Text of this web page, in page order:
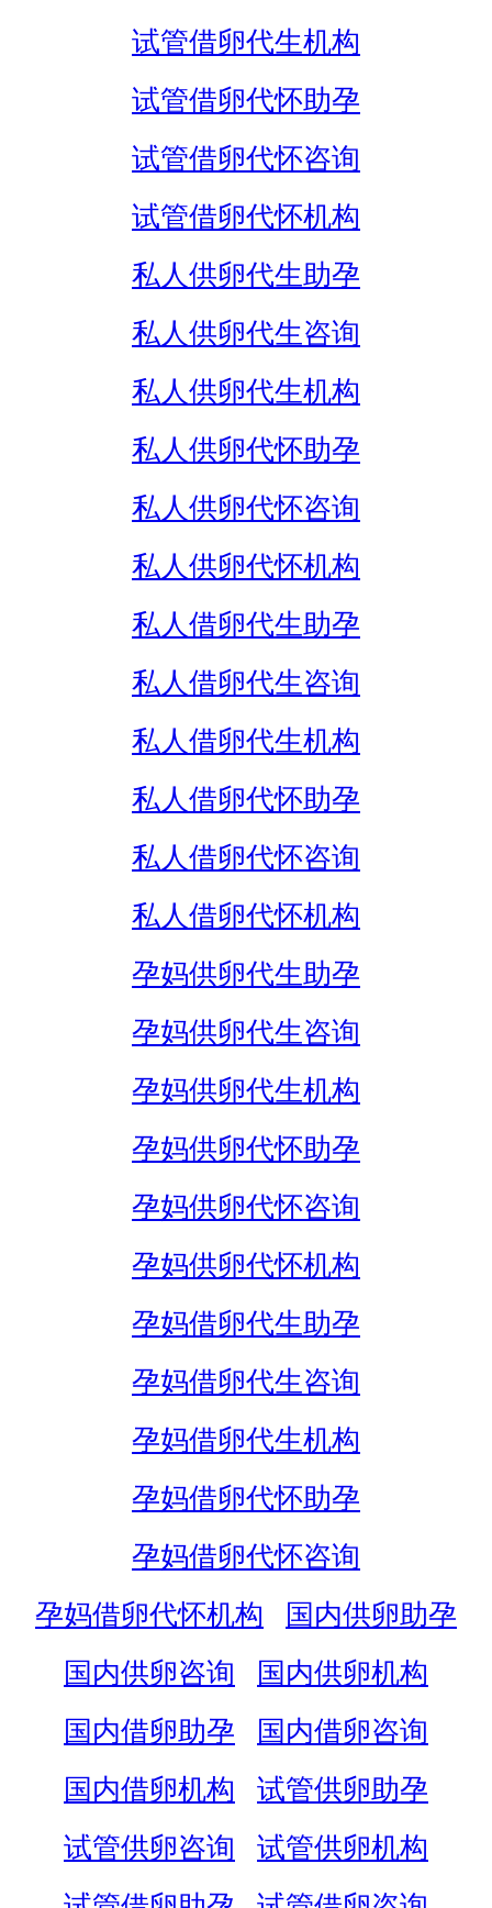
试管借卵代生机构
试管借卵代怀助孕
试管借卵代怀咨询
试管借卵代怀机构
私人供卵代生助孕
私人供卵代生咨询
私人供卵代生机构
私人供卵代怀助孕
私人供卵代怀咨询
私人供卵代怀机构
私人借卵代生助孕
私人借卵代生咨询
私人借卵代生机构
私人借卵代怀助孕
私人借卵代怀咨询
私人借卵代怀机构
孕妈供卵代生助孕
孕妈供卵代生咨询
孕妈供卵代生机构
孕妈供卵代怀助孕
孕妈供卵代怀咨询
孕妈供卵代怀机构
孕妈借卵代生助孕
孕妈借卵代生咨询
孕妈借卵代生机构
孕妈借卵代怀助孕
孕妈借卵代怀咨询
孕妈借卵代怀机构
国内供卵助孕
国内供卵咨询
国内供卵机构
国内借卵助孕
国内借卵咨询
国内借卵机构
试管供卵助孕
试管供卵咨询
试管供卵机构